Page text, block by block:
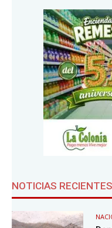
NOTICIAS RECIENTES